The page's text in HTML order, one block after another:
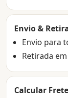
Envio &
Envio para
Retirada
Calcular Frete